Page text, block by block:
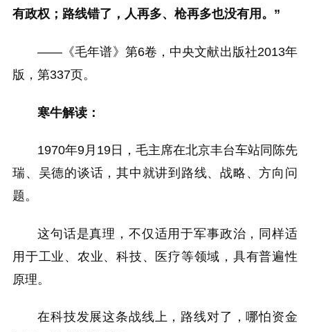
有政权；路线错了，人再多、枪再多也没有用。”
——《毛年谱》第6卷，中央文献出版社2013年
版，第337页。
寒牛解读：
1970年9月19日，毛主席在北京丰台车站同陈先
瑞、吴德的谈话，其中就讲到路线、战略、方向问
题。
这句话是真理，不仅适用于军事政治，同样适
用于工业、农业、科技、医疗等领域，具有普遍性
原理。
在科技发展这条战线上，路线对了，哪怕资金